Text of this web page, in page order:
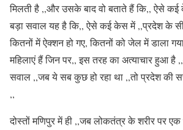
मिलती है ,,और उसके बाद वो बताते हैं कि,, ऐसे कई
बड़ा सवाल यह है कि,, ऐसे कई केस में ,,प्रदेश के
कितनों में ऐक्शन हो गए, कितनों को जेल में डाला
महिलाएं हैं जिन पर,, इस तरह का अत्याचार हुआ
सवाल ,,जब ये सब कुछ हो रहा था ,,तो प्रदेश की
,,
दोस्तों मणिपुर में ही ,,जब लोकतंत्र के शरीर पर एक